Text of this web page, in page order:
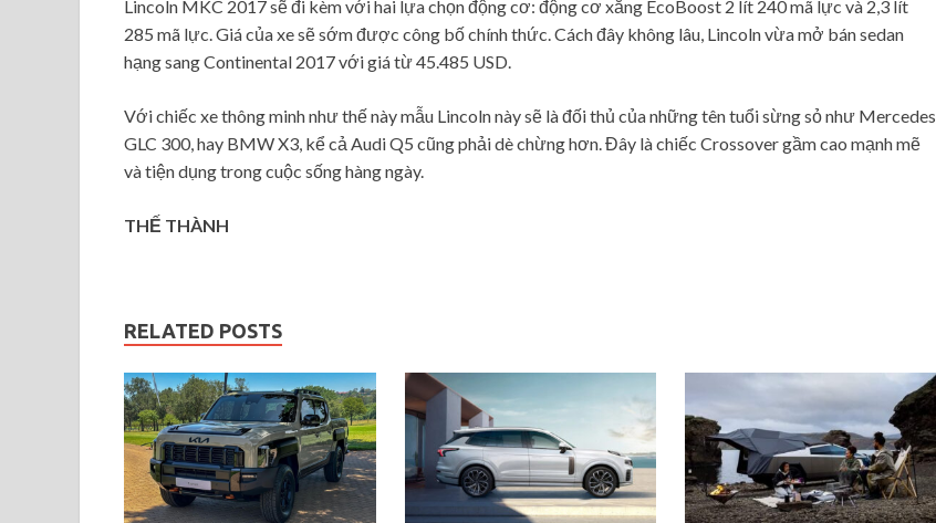
Lincoln​ MKC 2017 sẽ đi kèm với hai lựa chọn động cơ: động cơ xăng EcoBoost 2 lít 240 mã lực và 2,3 lít
285 mã lực. Giá của xe sẽ sớm được công bố chính thức. Cách đây không lâu, Lincoln vừa mở bán sedan
hạng sang Continental 2017 với giá từ 45.485 USD.
Với chiếc xe thông minh như thế này mẫu Lincoln này sẽ là đối thủ của những tên tuổi sừng sỏ như Mercedes
GLC 300, hay BMW X3, kể cả Audi Q5 cũng phải dè chừng hơn. Đây là chiếc Crossover gầm cao mạnh mẽ
và tiện dụng trong cuộc sống hàng ngày.
THẾ THÀNH
RELATED POSTS